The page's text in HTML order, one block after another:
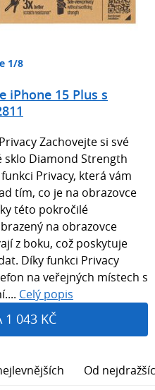
1/8
iPhone 15 Plus s
Zachovejte si své
sklo Diamond Strength
Privacy, která vám
tím, co je na obrazovce
této pokročilé
na obrazovce
z boku, což poskytuje
Díky funkci Privacy
na veřejných místech s
Celý popis
1 043 KČ
Od